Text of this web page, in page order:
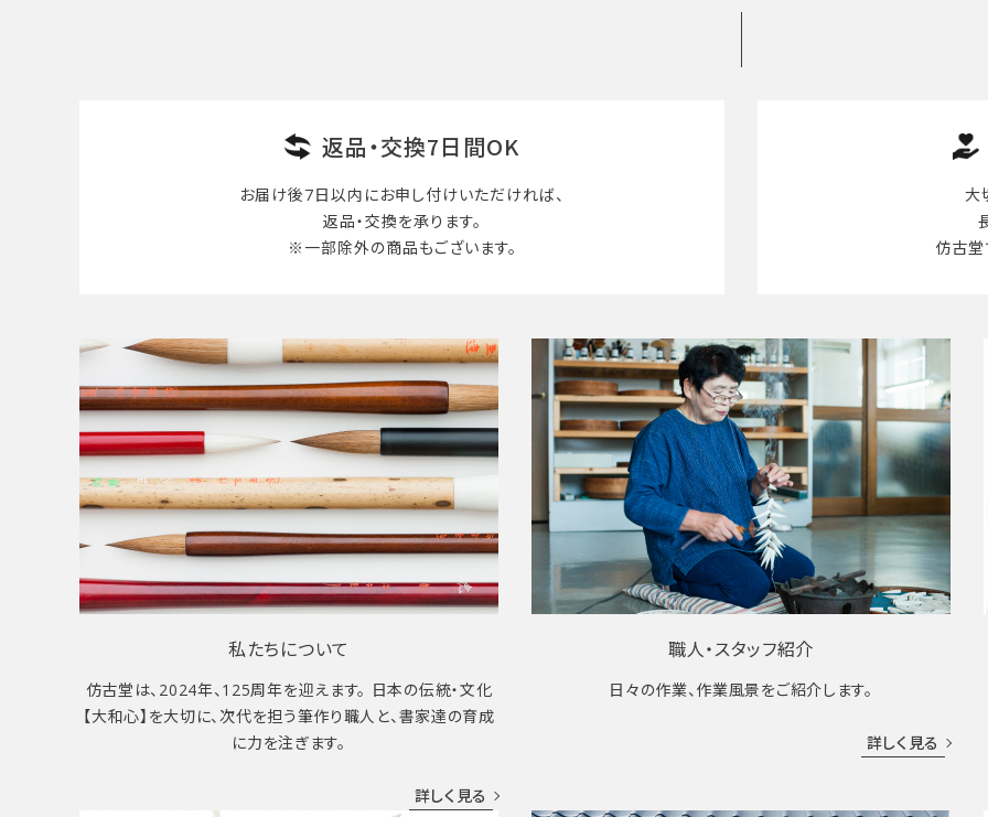
返品・交換7日間OK
お届け後7日以内にお申し付けいただければ、
返品・交換を承ります。
※一部除外の商品もございます。
大
仿古堂
私たちについて
仿古堂は、2024年、125周年を迎えます。 日本の伝統・文化
【大和心】を大切に、次代を担う筆作り職人と、書家達の育成
に力を注ぎます。
詳しく見る
職人・スタッフ紹介
日々の作業、作業風景をご紹介します。
詳しく見る